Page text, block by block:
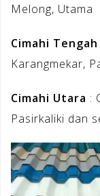
Melong, Utama
Cimahi Tengah
Karangmekar,
Cimahi Utara :
Pasirkaliki dan